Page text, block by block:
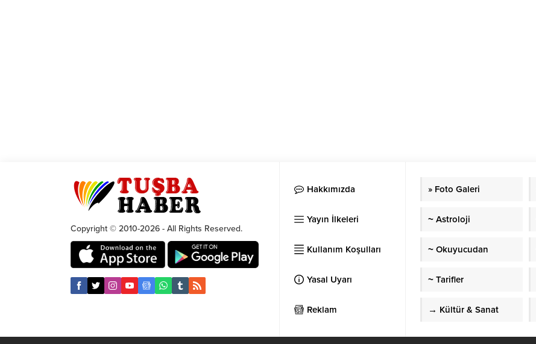
Copyright © 2010-2026 - All Rights Reserved.
Hakkımızda
Yayın İlkeleri
Kullanım Koşulları
Yasal Uyarı
Reklam
» Foto Galeri
~ Astroloji
~ Okuyucudan
~ Tarifler
→ Kültür & Sanat